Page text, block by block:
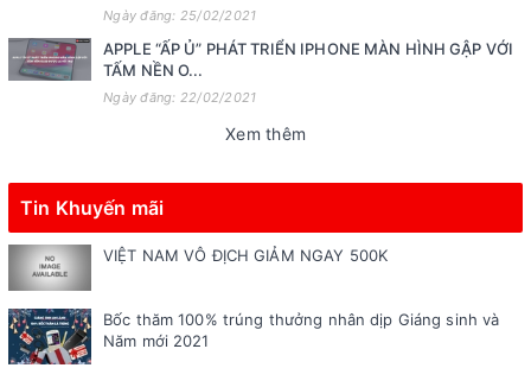
Ngày đăng: 25/02/2021
APPLE “ẤP Ủ” PHÁT TRIỂN IPHONE MÀN HÌNH GẬP VỚI
TẤM NỀN O...
Ngày đăng: 22/02/2021
Xem thêm
Tin Khuyến mãi
VIỆT NAM VÔ ĐỊCH GIẢM NGAY 500K
Bốc thăm 100% trúng thưởng nhân dịp Giáng sinh và
Năm mới 2021